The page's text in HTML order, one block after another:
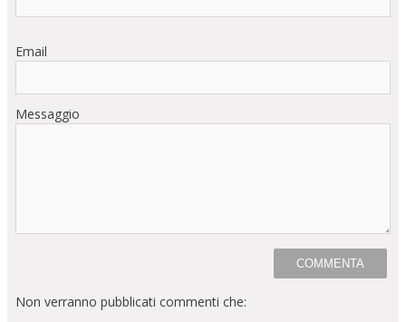
Email
Messaggio
Non verranno pubblicati commenti che: